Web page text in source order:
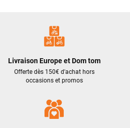
Livraison Europe et Dom tom
Offerte dès 150€ d'achat hors
occasions et promos